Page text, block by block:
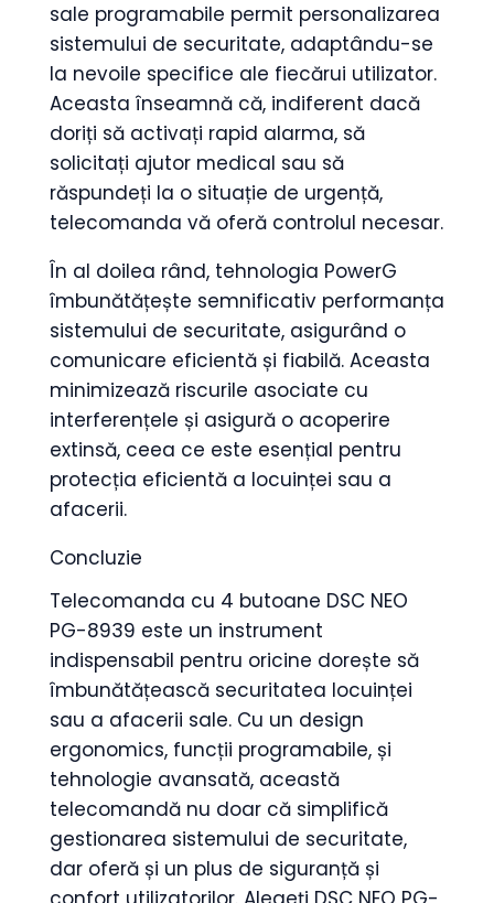
sale programabile permit personalizarea
sistemului de securitate, adaptându-se
la nevoile specifice ale fiecărui utilizator.
Aceasta înseamnă că, indiferent dacă
doriți să activați rapid alarma, să
solicitați ajutor medical sau să
răspundeți la o situație de urgență,
telecomanda vă oferă controlul necesar.
În al doilea rând, tehnologia PowerG
îmbunătățește semnificativ performanța
sistemului de securitate, asigurând o
comunicare eficientă și fiabilă. Aceasta
minimizează riscurile asociate cu
interferențele și asigură o acoperire
extinsă, ceea ce este esențial pentru
protecția eficientă a locuinței sau a
afacerii.
Concluzie
Telecomanda cu 4 butoane DSC NEO
PG-8939 este un instrument
indispensabil pentru oricine dorește să
îmbunătățească securitatea locuinței
sau a afacerii sale. Cu un design
ergonomics, funcții programabile, și
tehnologie avansată, această
telecomandă nu doar că simplifică
gestionarea sistemului de securitate,
dar oferă și un plus de siguranță și